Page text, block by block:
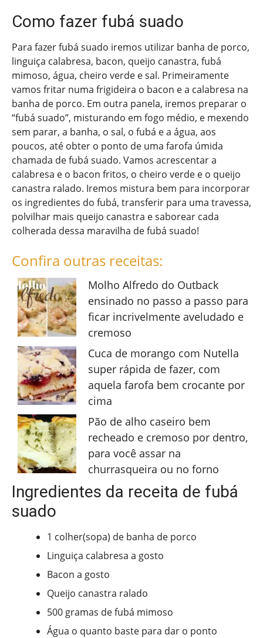
Como fazer fubá suado
Para fazer fubá suado iremos utilizar banha de porco,
linguiça calabresa, bacon, queijo canastra, fubá
mimoso, água, cheiro verde e sal. Primeiramente
vamos fritar numa frigideira o bacon e a calabresa na
banha de porco. Em outra panela, iremos preparar o
“fubá suado”, misturando em fogo médio, e mexendo
sem parar, a banha, o sal, o fubá e a água, aos
poucos, até obter o ponto de uma farofa úmida
chamada de fubá suado. Vamos acrescentar a
calabresa e o bacon fritos, o cheiro verde e o queijo
canastra ralado. Iremos mistura bem para incorporar
os ingredientes do fubá, transferir para uma travessa,
polvilhar mais queijo canastra e saborear cada
colherada dessa maravilha de fubá suado!
Confira outras receitas:
Molho Alfredo do Outback
ensinado no passo a passo para
ficar incrivelmente aveludado e
cremoso
Cuca de morango com Nutella
super rápida de fazer, com
aquela farofa bem crocante por
cima
Pão de alho caseiro bem
recheado e cremoso por dentro,
para você assar na
churrasqueira ou no forno
Ingredientes da receita de fubá
suado
1 colher(sopa) de banha de porco
Linguiça calabresa a gosto
Bacon a gosto
Queijo canastra ralado
500 gramas de fubá mimoso
Água o quanto baste para dar o ponto